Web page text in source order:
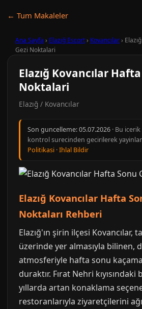
← Tum Makaleler
Ana Sayfa › Elazığ Escort› Kovancılar›
Gezi Noktalari
Elazığ Kovancılar
Noktalari
Elazığ / Kovancılar
Son guncelleme:05.07.2026 · Bu
kontrol surecinden gecirilerek
Politikasi ·Ihlal Bildir
Elazığ Kovancılar Hafta
Noktaları Rehberi
Elazığ'ın şirin ilçesi Kovancılar,
üzerinde yer almasıyla bilinen,
atmosferiyle hafta sonu
duraktır. Fırat Nehri kıyısındaki
yıllarda artan konaklama
restoranlarıyla ziyaretçilerini